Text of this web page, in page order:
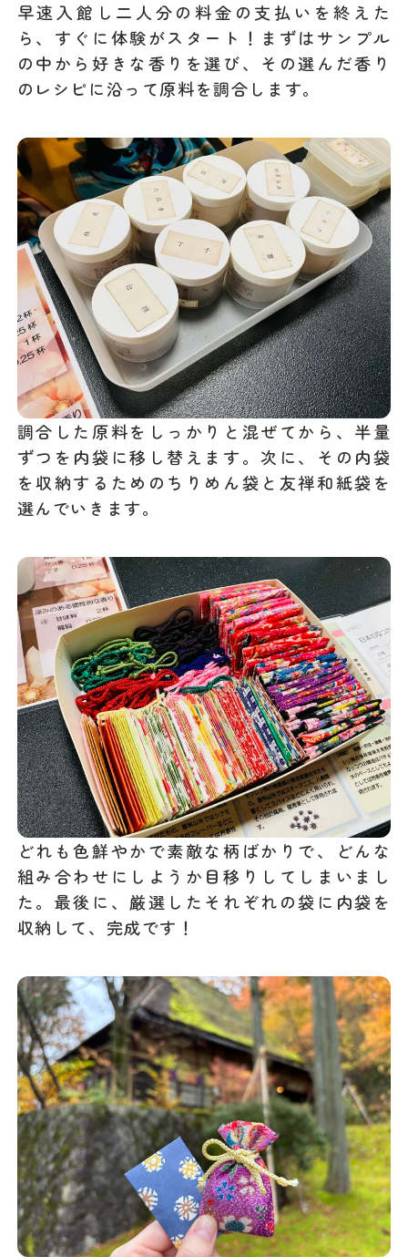
早速入館し二人分の料金の支払いを終えた
ら、すぐに体験がスタート！まずはサンプル
の中から好きな香りを選び、その選んだ香り
のレシピに沿って原料を調合します。
調合した原料をしっかりと混ぜてから、半量
ずつを内袋に移し替えます。次に、その内袋
を収納するためのちりめん袋と友禅和紙袋を
選んでいきます。
どれも色鮮やかで素敵な柄ばかりで、どんな
組み合わせにしようか目移りしてしまいまし
た。最後に、厳選したそれぞれの袋に内袋を
収納して、完成です！